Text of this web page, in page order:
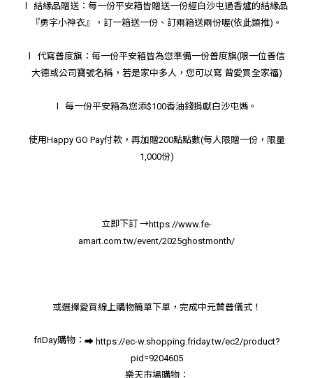
l 結緣品贈送：每一份平安箱皆贈送一份經白沙屯過香爐的結緣品
『勇字小神衣』，訂一箱送一份、訂兩箱送兩份喔(依此類推)。
l 代寫普度旗：每一份平安箱皆為您準備一份普度旗(限一位善信
大德或公司寶號名稱，若是家中多人，您可以寫 曾愛買全家福)
l 每一份平安箱為您添$100香油錢捐獻白沙屯媽。
使用Happy GO Pay付款，再加贈200點點數(每人限贈一份，限量
1,000份)
立即下訂 →https://www.fe-
amart.com.tw/event/2025ghostmonth/
或選擇愛買線上購物簡單下單，完成中元贊普儀式！
friDay購物： ➡️ https://ec-w.shopping.friday.tw/ec2/product?
pid=9204605
樂天市場購物：